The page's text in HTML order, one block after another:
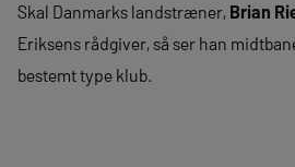
Skal Danmarks landstræner, Brian
Eriksens rådgiver, så ser han
bestemt type klub.